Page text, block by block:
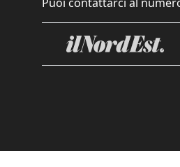
Puoi contattarci al